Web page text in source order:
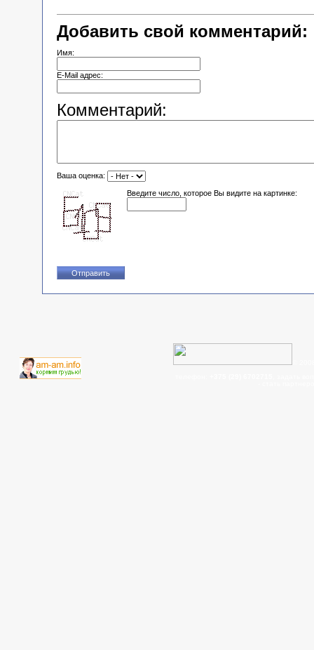
Добавить свой комментарий:
Имя:
E-Mail адрес:
Комментарий:
Ваша оценка:
Введите число, которое Вы видите на картинке: